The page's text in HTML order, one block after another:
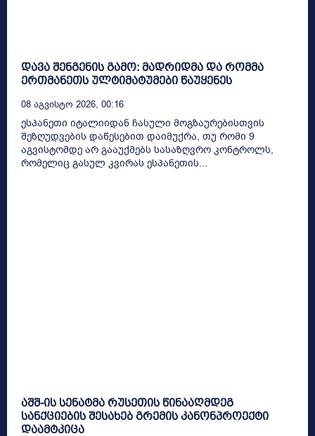
დავა შენგენის გამო: მადრიდმა და რომმა
ერთმანეთს ულტიმატუმები წაუყენეს
08 Აგვისტო 2026, 00:16
ესპანეთი იტალიიდან ჩასული მოგზაურებისთვის
შეზღუდვების დაწესებით დაიმუქრა, თუ რომი 9
აგვისტომდე არ გააუქმებს სასაზღვრო კონტროლს,
რომელიც გასულ კვირას ესპანეთის...
აშშ-ის სენატმა რუსეთის წინააღმდეგ
სანქციების შესახებ გრემის კანონპროექტი
დაამტკიცა